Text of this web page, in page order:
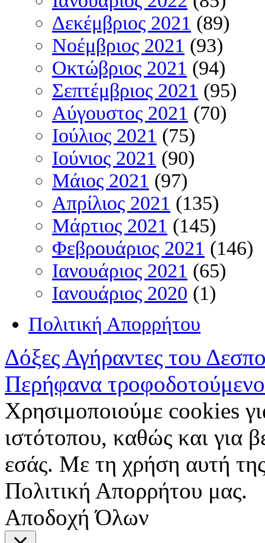
Δεκέμβριος 2021 (89)
Νοέμβριος 2021 (93)
Οκτώβριος 2021 (94)
Σεπτέμβριος 2021 (95)
Αύγουστος 2021 (70)
Ιούλιος 2021 (75)
Ιούνιος 2021 (90)
Μάιος 2021 (97)
Απρίλιος 2021 (135)
Μάρτιος 2021 (145)
Φεβρουάριος 2021 (146)
Ιανουάριος 2021 (65)
Ιανουάριος 2020 (1)
Πολιτική Απορρήτου
Δόξες Αγήραντες του
Περήφανα
Χρησιμοποιούμε cookies
ιστότοπου, καθώς και για
εσάς. Με τη χρήση αυτή
Πολιτική Απορρήτου μας.
Αποδοχή Όλων